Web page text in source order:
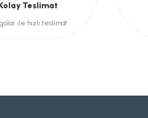
Kolay Teslimat
ile hızlı teslimat